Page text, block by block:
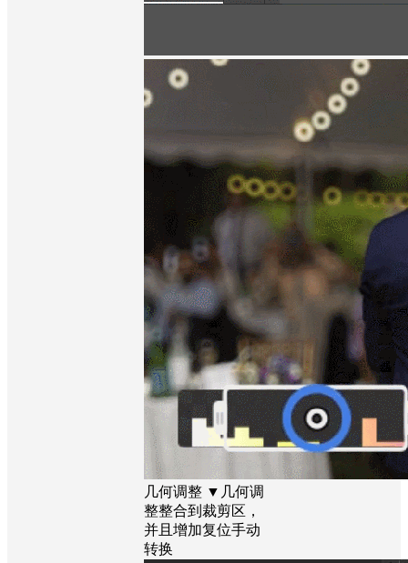
几何调整 ▼几何调
整整合到裁剪区，
并且增加复位手动
转换